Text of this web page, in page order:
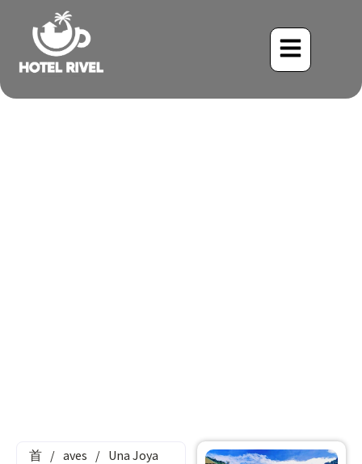
首 / aves / Una Joya